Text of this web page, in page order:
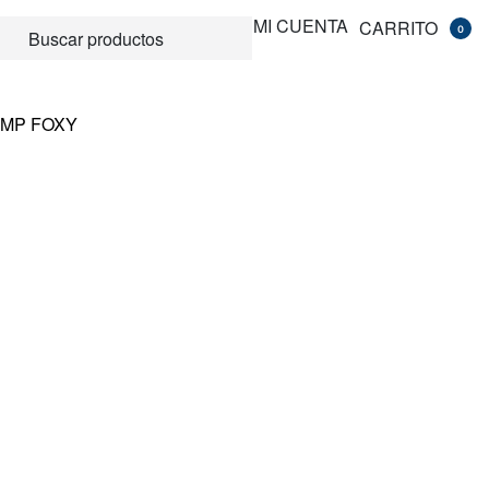
MI CUENTA CARRITO 0